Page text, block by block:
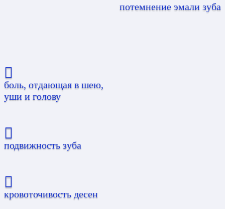
потемнение эмали зуба
боль, отдающая в шею,
уши и голову
подвижность зуба
кровоточивость десен